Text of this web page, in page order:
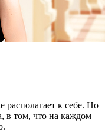
располагает к себе. Но
в том, что на каждом